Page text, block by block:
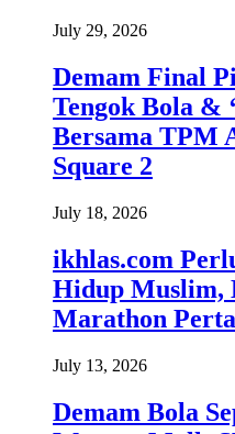
July 29, 2026
Demam Final
Tengok Bola &
Bersama TPM
Square 2
July 18, 2026
ikhlas.com
Hidup Muslim,
Marathon
July 13, 2026
Demam Bola